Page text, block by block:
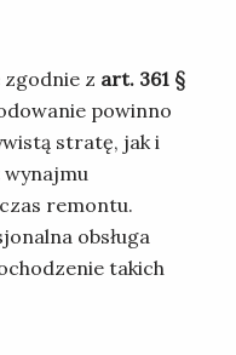
z art. 361 §
powinno
stratę, jak i
remontu.
obsługa
takich